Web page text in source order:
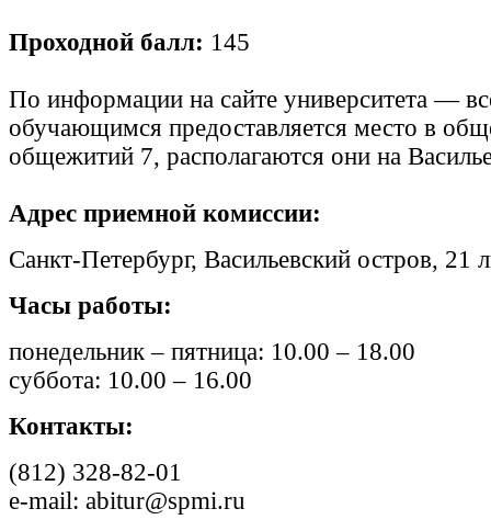
Проходной балл: 145
По информации на сайте университета —
обучающимся предоставляется место в
общежитий 7, располагаются они на
Адрес приемной комиссии:
Санкт-Петербург, Васильевский остров, 21
Часы работы:
понедельник – пятница: 10.00 – 18.00
суббота: 10.00 – 16.00
Контакты:
(812) 328-82-01
e-mail: abitur@spmi.ru